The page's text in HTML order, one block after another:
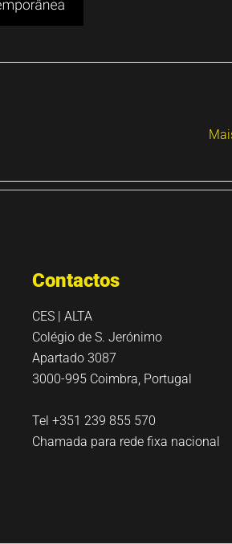
Contactos
CES | ALTA
Colégio de S. Jerónimo
Apartado 3087
3000-995 Coimbra, Portugal
Tel +351 239 855 570
Chamada para rede fixa nacional